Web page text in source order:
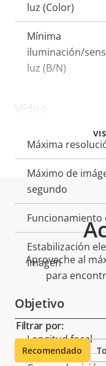
luz (Color)
Mínima
iluminación/
luz (B/N)
Vídeo
Descripción
de
propiedad
Máxima
Máximo de
segundo
Funcionamiento
Estabilización
imagen
Objetivo
Descripción
de
Longitud focal
Aproveche al
para
Filtrar por:
Recomendado